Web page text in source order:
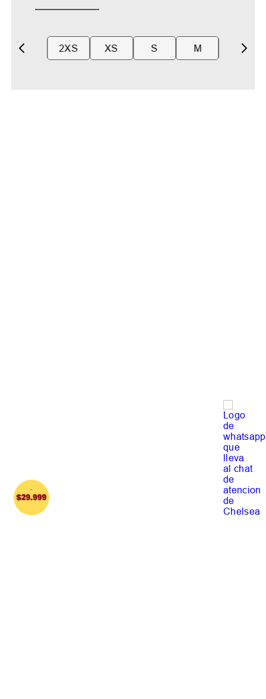
2XS XS S M